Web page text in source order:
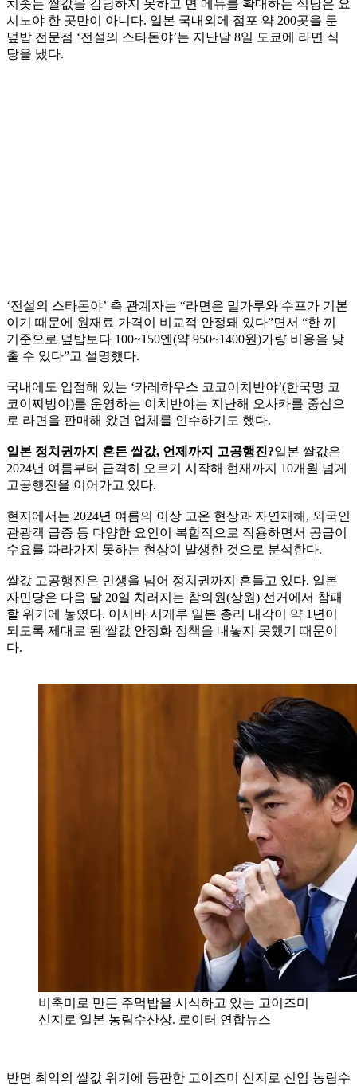
치솟는 쌀값을 감당하지 못하고 면 메뉴를 확대하는 식당은 요
시노야 한 곳만이 아니다. 일본 국내외에 점포 약 200곳을 둔
덮밥 전문점 ‘전설의 스타돈야’는 지난달 8일 도쿄에 라면 식
당을 냈다.
‘전설의 스타돈야’ 측 관계자는 “라면은 밀가루와 수프가 기본
이기 때문에 원재료 가격이 비교적 안정돼 있다”면서 “한 끼
기준으로 덮밥보다 100~150엔(약 950~1400원)가량 비용을 낮
출 수 있다”고 설명했다.
국내에도 입점해 있는 ‘카레하우스 코코이치반야’(한국명 코
코이찌방야)를 운영하는 이치반야는 지난해 오사카를 중심으
로 라면을 판매해 왔던 업체를 인수하기도 했다.
일본 정치권까지 흔든 쌀값, 언제까지 고공행진?일본 쌀값은
2024년 여름부터 급격히 오르기 시작해 현재까지 10개월 넘게
고공행진을 이어가고 있다.
현지에서는 2024년 여름의 이상 고온 현상과 자연재해, 외국인
관광객 급증 등 다양한 요인이 복합적으로 작용하면서 공급이
수요를 따라가지 못하는 현상이 발생한 것으로 분석한다.
쌀값 고공행진은 민생을 넘어 정치권까지 흔들고 있다. 일본
자민당은 다음 달 20일 치러지는 참의원(상원) 선거에서 참패
할 위기에 놓였다. 이시바 시게루 일본 총리 내각이 약 1년이
되도록 제대로 된 쌀값 안정화 정책을 내놓지 못했기 때문이
다.
비축미로 만든 주먹밥을 시식하고 있는 고이즈미
신지로 일본 농림수산상. 로이터 연합뉴스
반면 최악의 쌀값 위기에 등판한 고이즈미 신지로 신임 농림수